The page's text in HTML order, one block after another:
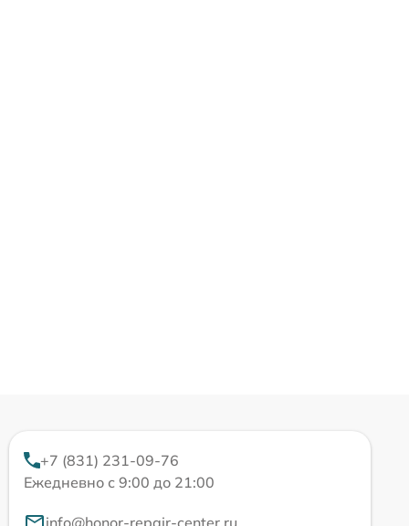
+7 (831) 231-09-76
Ежедневно с 9:00 до 21:00